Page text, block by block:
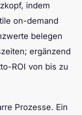
indem
on-demand
belegen
ergänzend
ROI von bis zu
Prozesse. Ein